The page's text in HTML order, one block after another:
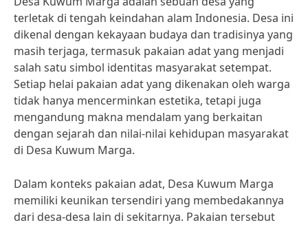
terletak di tengah keindahan alam Indonesia. Desa ini
dikenal dengan kekayaan budaya dan tradisinya yang
masih terjaga, termasuk pakaian adat yang menjadi
salah satu simbol identitas masyarakat setempat.
Setiap helai pakaian adat yang dikenakan oleh warga
tidak hanya mencerminkan estetika, tetapi juga
mengandung makna mendalam yang berkaitan
dengan sejarah dan nilai-nilai kehidupan masyarakat
di Desa Kuwum Marga.
Dalam konteks pakaian adat, Desa Kuwum Marga
memiliki keunikan tersendiri yang membedakannya
dari desa-desa lain di sekitarnya. Pakaian tersebut